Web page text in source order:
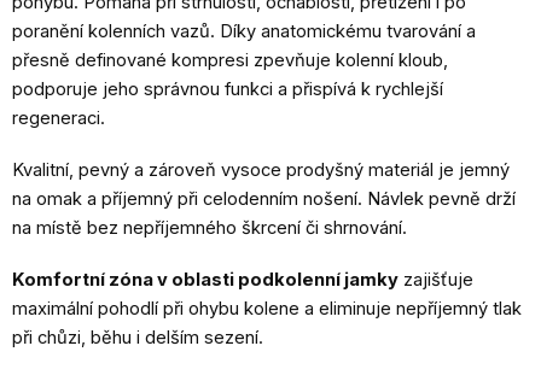
poranění kolenních vazů. Díky anatomickému tvarování a
přesně definované kompresi zpevňuje kolenní kloub,
podporuje jeho správnou funkci a přispívá k rychlejší
regeneraci.
Kvalitní, pevný a zároveň vysoce prodyšný materiál je jemný
na omak a příjemný při celodenním nošení. Návlek pevně drží
na místě bez nepříjemného škrcení či shrnování.
Komfortní zóna v oblasti podkolenní jamky zajišťuje
maximální pohodlí při ohybu kolene a eliminuje nepříjemný tlak
při chůzi, běhu i delším sezení.